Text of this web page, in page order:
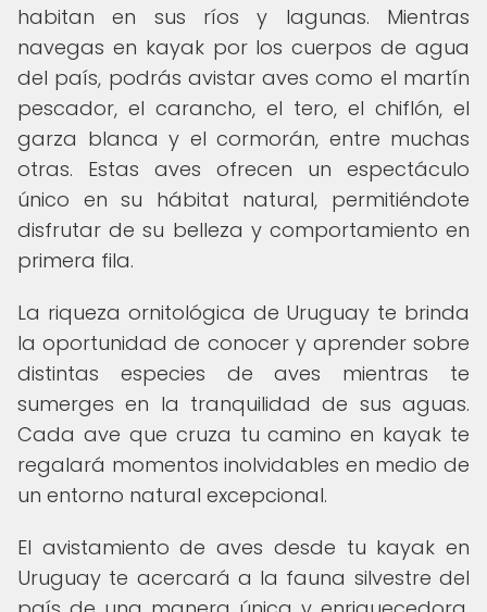
habitan en sus ríos y lagunas. Mientras
navegas en kayak por los cuerpos de agua
del país, podrás avistar aves como el martín
pescador, el carancho, el tero, el chiflón, el
garza blanca y el cormorán, entre muchas
otras. Estas aves ofrecen un espectáculo
único en su hábitat natural, permitiéndote
disfrutar de su belleza y comportamiento en
primera fila.
La riqueza ornitológica de Uruguay te brinda
la oportunidad de conocer y aprender sobre
distintas especies de aves mientras te
sumerges en la tranquilidad de sus aguas.
Cada ave que cruza tu camino en kayak te
regalará momentos inolvidables en medio de
un entorno natural excepcional.
El avistamiento de aves desde tu kayak en
Uruguay te acercará a la fauna silvestre del